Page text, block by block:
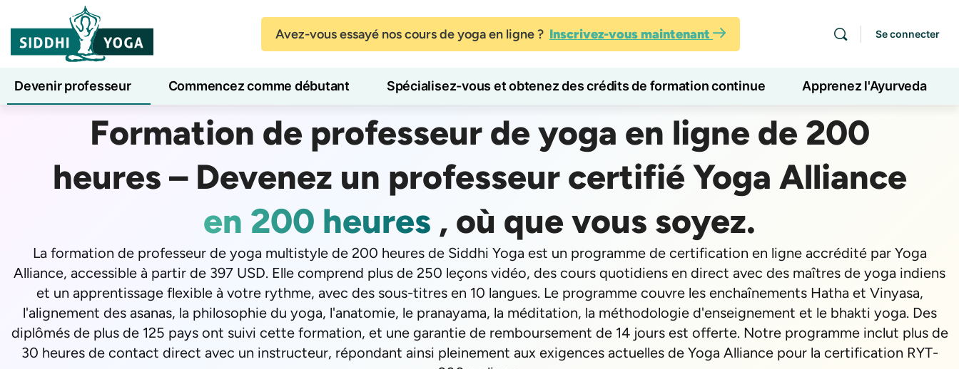
Avez-vous essayé nos cours de yoga en ligne ? Inscrivez-vous maintenant Se connecter
Devenir professeur Commencez comme débutant Spécialisez-vous et obtenez des crédits de formation continue Apprenez l'Ayurveda
Cours de yoga en ligne 7 jours de bien-être
Formation de professeur de yoga en ligne de 200
heures – Devenez un professeur certifié Yoga Alliance
en 200 heures , où que vous soyez.
La formation de professeur de yoga multistyle de 200 heures de Siddhi Yoga est un programme de certification en ligne accrédité par Yoga
Alliance, accessible à partir de 397 USD. Elle comprend plus de 250 leçons vidéo, des cours quotidiens en direct avec des maîtres de yoga indiens
et un apprentissage flexible à votre rythme, avec des sous-titres en 10 langues. Le programme couvre les enchaînements Hatha et Vinyasa,
l'alignement des asanas, la philosophie du yoga, l'anatomie, le pranayama, la méditation, la méthodologie d'enseignement et le bhakti yoga. Des
diplômés de plus de 125 pays ont suivi cette formation, et une garantie de remboursement de 14 jours est offerte. Notre programme inclut plus de
30 heures de contact direct avec un instructeur, répondant ainsi pleinement aux exigences actuelles de Yoga Alliance pour la certification RYT-